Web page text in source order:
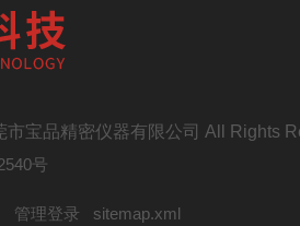
宝品精密仪器有限公司 All Rights
号
管理登录 sitemap.xml